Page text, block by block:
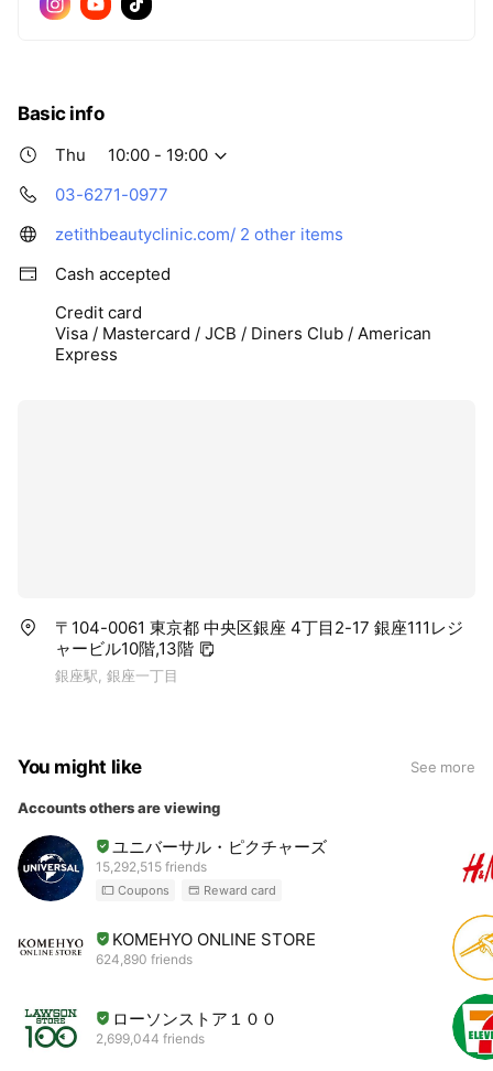
Basic info
Thu
10:00 - 19:00
03-6271-0977
zetithbeautyclinic.com/ 2 other items
Cash accepted
Credit card
Visa / Mastercard / JCB / Diners Club / American
Express
〒104-0061 東京都 中央区銀座 4丁目2-17 銀座111レジ
ャービル10階,13階
銀座駅, 銀座一丁目
You might like See more
Accounts others are viewing
ユニバーサル・ピクチャーズ
15,292,515 friends
Coupons Reward card
KOMEHYO ONLINE STORE
624,890 friends
ローソンストア１００
2,699,044 friends